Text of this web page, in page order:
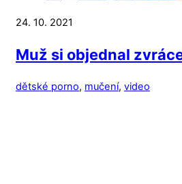
24. 10. 2021
Muž si objednal
dětské porno, mučení, video